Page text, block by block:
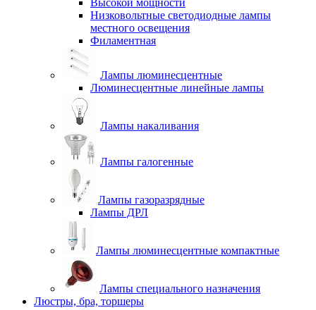
Высокой мощности
Низковольтные светодиодные лампы
местного освещения
Филаментная
Лампы люминесцентные
Люминесцентные линейные лампы
Лампы накаливания
Лампы галогенные
Лампы газоразрядные
Лампы ДРЛ
Лампы люминесцентные компактные
Лампы специального назначения
Люстры, бра, торшеры